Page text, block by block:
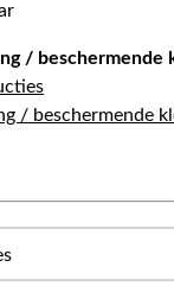
/ beschermende
/ beschermende